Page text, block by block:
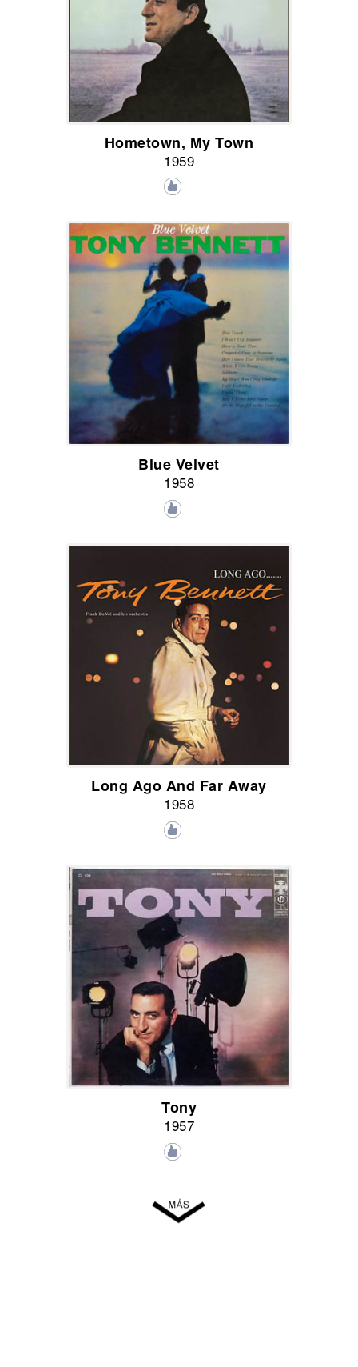
Hometown, My Town
1959
Blue Velvet
1958
Long Ago And Far Away
1958
Tony
1957